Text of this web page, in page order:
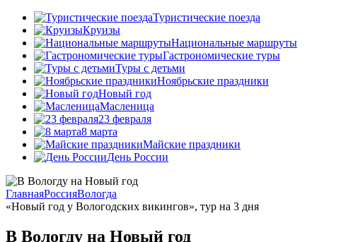
Туристические поезда
Круизы
Национальные маршруты
Гастрономические туры
Туры с детьми
Ноябрьские праздники
Новый год
Масленица
23 февраля
8 марта
Майские праздники
День России
ГлавнаяРоссияВологда
«Новый год у Вологодских викингов», тур на 3 дня
В Вологду на Новый год